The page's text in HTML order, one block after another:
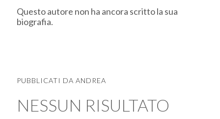
Questo autore non ha ancora scritto la sua
biografia.
PUBBLICATI DA ANDREA
NESSUN RISULTATO